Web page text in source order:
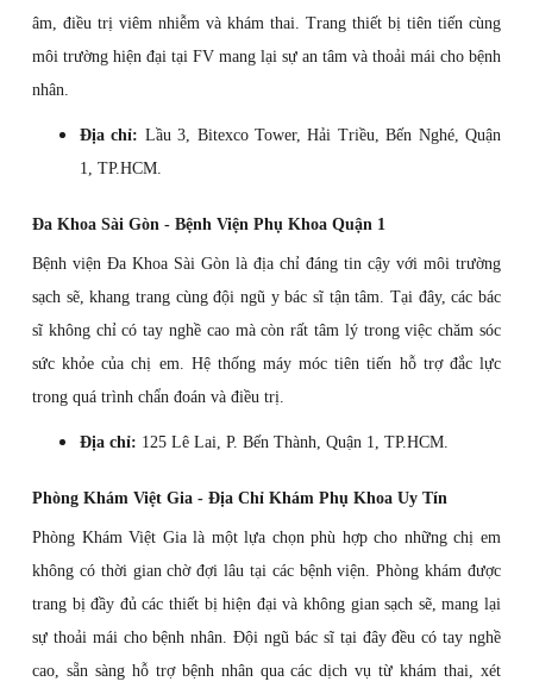
âm, điều trị viêm nhiễm và khám thai. Trang thiết bị tiên tiến cùng
môi trường hiện đại tại FV mang lại sự an tâm và thoải mái cho bệnh
nhân.
Địa chỉ: Lầu 3, Bitexco Tower, Hải Triều, Bến Nghé, Quận
1, TP.HCM.
Đa Khoa Sài Gòn - Bệnh Viện Phụ Khoa Quận 1
Bệnh viện Đa Khoa Sài Gòn là địa chỉ đáng tin cậy với môi trường
sạch sẽ, khang trang cùng đội ngũ y bác sĩ tận tâm. Tại đây, các bác
sĩ không chỉ có tay nghề cao mà còn rất tâm lý trong việc chăm sóc
sức khỏe của chị em. Hệ thống máy móc tiên tiến hỗ trợ đắc lực
trong quá trình chẩn đoán và điều trị.
Địa chỉ: 125 Lê Lai, P. Bến Thành, Quận 1, TP.HCM.
Phòng Khám Việt Gia - Địa Chỉ Khám Phụ Khoa Uy Tín
Phòng Khám Việt Gia là một lựa chọn phù hợp cho những chị em
không có thời gian chờ đợi lâu tại các bệnh viện. Phòng khám được
trang bị đầy đủ các thiết bị hiện đại và không gian sạch sẽ, mang lại
sự thoải mái cho bệnh nhân. Đội ngũ bác sĩ tại đây đều có tay nghề
cao, sẵn sàng hỗ trợ bệnh nhân qua các dịch vụ từ khám thai, xét